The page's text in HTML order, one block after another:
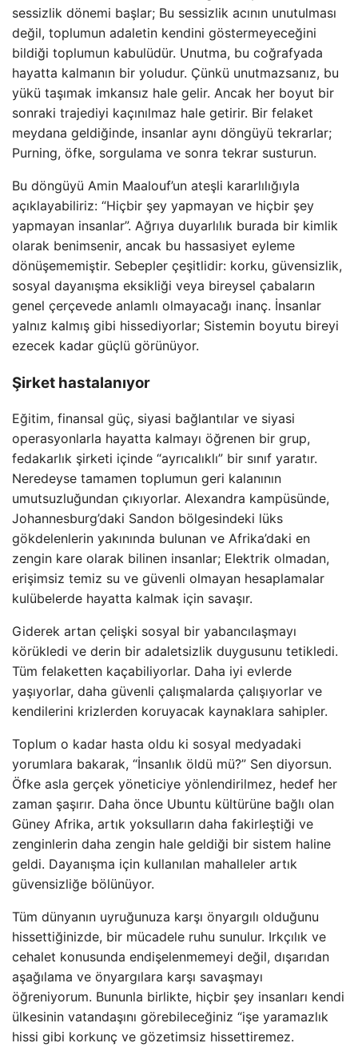
sessizlik dönemi başlar; Bu sessizlik acının unutulması
değil, toplumun adaletin kendini göstermeyeceğini
bildiği toplumun kabulüdür. Unutma, bu coğrafyada
hayatta kalmanın bir yoludur. Çünkü unutmazsanız, bu
yükü taşımak imkansız hale gelir. Ancak her boyut bir
sonraki trajediyi kaçınılmaz hale getirir. Bir felaket
meydana geldiğinde, insanlar aynı döngüyü tekrarlar;
Purning, öfke, sorgulama ve sonra tekrar susturun.
Bu döngüyü Amin Maalouf’un ateşli kararlılığıyla
açıklayabiliriz: “Hiçbir şey yapmayan ve hiçbir şey
yapmayan insanlar”. Ağrıya duyarlılık burada bir kimlik
olarak benimsenir, ancak bu hassasiyet eyleme
dönüşememiştir. Sebepler çeşitlidir: korku, güvensizlik,
sosyal dayanışma eksikliği veya bireysel çabaların
genel çerçevede anlamlı olmayacağı inanç. İnsanlar
yalnız kalmış gibi hissediyorlar; Sistemin boyutu bireyi
ezecek kadar güçlü görünüyor.
Şirket hastalanıyor
Eğitim, finansal güç, siyasi bağlantılar ve siyasi
operasyonlarla hayatta kalmayı öğrenen bir grup,
fedakarlık şirketi içinde “ayrıcalıklı” bir sınıf yaratır.
Neredeyse tamamen toplumun geri kalanının
umutsuzluğundan çıkıyorlar. Alexandra kampüsünde,
Johannesburg’daki Sandon bölgesindeki lüks
gökdelenlerin yakınında bulunan ve Afrika’daki en
zengin kare olarak bilinen insanlar; Elektrik olmadan,
erişimsiz temiz su ve güvenli olmayan hesaplamalar
kulübelerde hayatta kalmak için savaşır.
Giderek artan çelişki sosyal bir yabancılaşmayı
körükledi ve derin bir adaletsizlik duygusunu tetikledi.
Tüm felaketten kaçabiliyorlar. Daha iyi evlerde
yaşıyorlar, daha güvenli çalışmalarda çalışıyorlar ve
kendilerini krizlerden koruyacak kaynaklara sahipler.
Toplum o kadar hasta oldu ki sosyal medyadaki
yorumlara bakarak, “İnsanlık öldü mü?” Sen diyorsun.
Öfke asla gerçek yöneticiye yönlendirilmez, hedef her
zaman şaşırır. Daha önce Ubuntu kültürüne bağlı olan
Güney Afrika, artık yoksulların daha fakirleştiği ve
zenginlerin daha zengin hale geldiği bir sistem haline
geldi. Dayanışma için kullanılan mahalleler artık
güvensizliğe bölünüyor.
Tüm dünyanın uyruğunuza karşı önyargılı olduğunu
hissettiğinizde, bir mücadele ruhu sunulur. Irkçılık ve
cehalet konusunda endişelenmemeyi değil, dışarıdan
aşağılama ve önyargılara karşı savaşmayı
öğreniyorum. Bununla birlikte, hiçbir şey insanları kendi
ülkesinin vatandaşını görebileceğiniz “işe yaramazlık
hissi gibi korkunç ve gözetimsiz hissettiremez.